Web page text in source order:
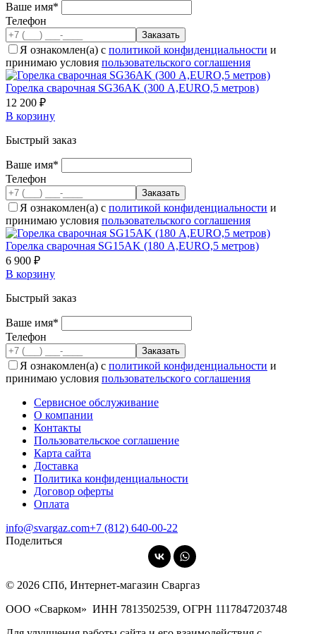
Ваше имя*
Телефон
Я ознакомлен(а) с политикой конфиденциальности и
принимаю условия пользовательского соглашения
Горелка сварочная SG36AK (300 А,EURO,5 метров)
12 200 ₽
В корзину
Быстрый заказ
Ваше имя*
Телефон
Я ознакомлен(а) с политикой конфиденциальности и
принимаю условия пользовательского соглашения
Горелка сварочная SG15AK (180 А,EURO,5 метров)
6 900 ₽
В корзину
Быстрый заказ
Ваше имя*
Телефон
Я ознакомлен(а) с политикой конфиденциальности и
принимаю условия пользовательского соглашения
Сервисное обслуживание
О компании
Контакты
Пользовательское соглашение
Карта сайта
Доставка
Политика конфиденциальности
Договор оферты
Оплата
info@svargaz.com+7 (812) 640‑00‑22
Поделиться
© 2026 СПб, Интернет-магазин Сваргаз
ООО «Сварком» ИНН 7813502539, ОГРН 1117847203748